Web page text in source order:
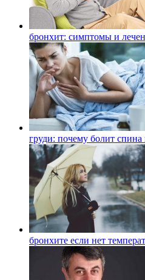
бронхит: симптомы и
груди: почему болит спина
бронхите если нет